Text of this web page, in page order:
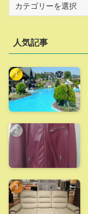
ー
人気記事